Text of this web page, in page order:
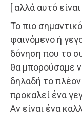
[ αλλά αυτό
Το πιο
φαινόμενο ή
δόνηση που το
θα μπορούσαμε
δηλαδή το πλέον
προκαλεί ένα
Αν είναι ένα